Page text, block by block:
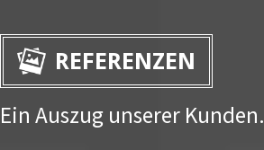
REFERENZEN
Ein Auszug unserer Kunden.